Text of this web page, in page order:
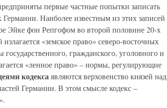
первые частные попытки записать
Наиболее известным из этих записей
Эйке фон Репгофом во второй половине 20-х
«земское право» северо-восточных
гражданского, уголовного и
«ленное право» – нормы, регулирующие
кодексаявляются верховенство князей над
Германии. В этом смысле кодекс –